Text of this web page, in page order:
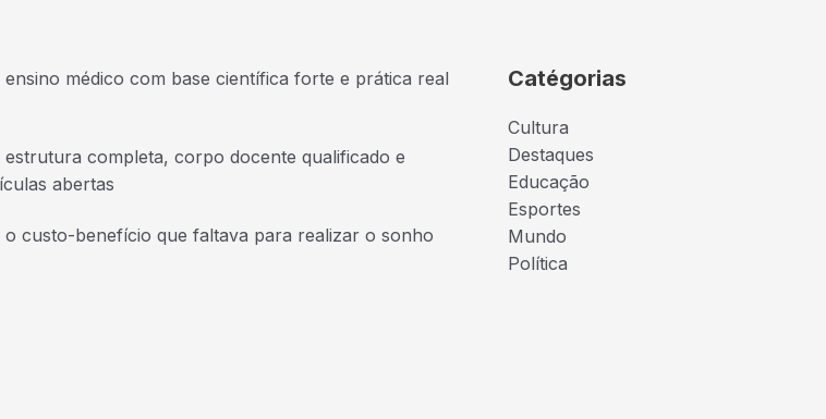
ensino médico com base científica forte e prática real
estrutura completa, corpo docente qualificado e
abertas
o custo-benefício que faltava para realizar o sonho
Catégorias
Cultura
Destaques
Educação
Esportes
Mundo
Política